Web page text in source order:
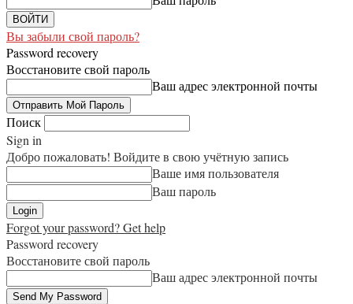
Вы забыли свой пароль?
Password recovery
Восстановите свой пароль
Ваш адрес электронной почты
Поиск
Sign in
Добро пожаловать! Войдите в свою учётную запись
Ваше имя пользователя
Ваш пароль
Forgot your password? Get help
Password recovery
Восстановите свой пароль
Ваш адрес электронной почты